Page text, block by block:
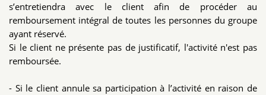
s’entretiendra avec le client afin de procéder au
remboursement intégral de toutes les personnes du groupe
ayant réservé.
Si le client ne présente pas de justificatif, l'activité n'est pas
remboursée.
- Si le client annule sa participation à l’activité en raison de